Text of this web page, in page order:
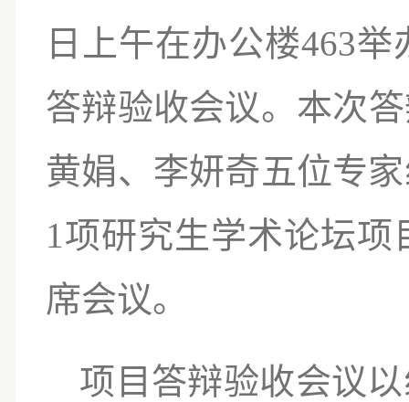
日上午在办公楼463
答辩验收会议。本次
黄娟、李妍奇五位专
1项研究生学术论坛
席会议。
项目答辩验收会议